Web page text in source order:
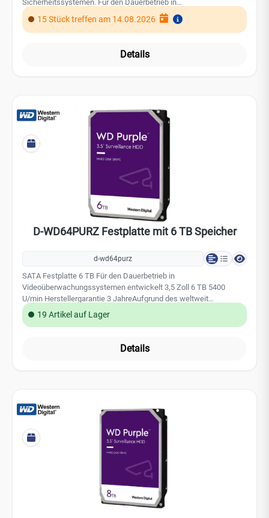
Sicherheitssystemen. Für den Dauerbetrieb in
Videoüberwachungssystemen entwickelt 3,5 Zoll 4 TB 5400
U/min Herstellergarantie 3 JahreAufgrund des weltweit
steigenden Speicherbedarfs, insbesondere durch den Einsatz von
Festplatten und SSDs kommen.
15 Stück treffen am 14.08.2026
Details
D-WD64PURZ Festplatte mit 6 TB Speicher
d-wd64purz
SATA Festplatte 6 TB Für den Dauerbetrieb in
Videoüberwachungssystemen entwickelt 3,5 Zoll 6 TB 5400
U/min Herstellergarantie 3 JahreAufgrund des weltweit
steigenden Speicherbedarfs, insbesondere durch den Einsatz von
KI-Technologien, kann es derzeit zu Preisschwankungen bei
19 Artikel auf Lager
Details